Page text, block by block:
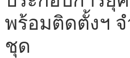
พร้อมติดตั้งฯ จ
ชุด